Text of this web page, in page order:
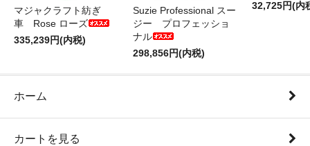
マジャクラフト紡ぎ
車 Rose ローズ
335,239円(内税)
Suzie Professional スー
ジー プロフェッショ
ナル
298,856円(内税)
32,725円(内
ホーム
カートを見る